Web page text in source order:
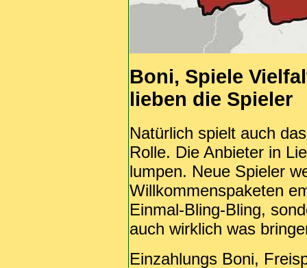
Boni, Spiele
lieben die Spieler
Natürlich spielt auch
Rolle. Die Anbieter in
lumpen. Neue Spieler
Willkommenspaketen
Einmal-Bling-Bling,
auch wirklich was
Einzahlungs Boni,